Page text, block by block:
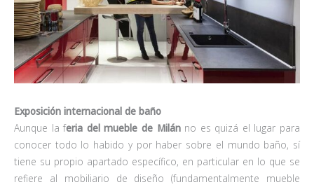
Exposición internacional de baño
Aunque la feria del mueble de Milánno es quizá el lugar para
conocer todo lo habido y por haber sobre el mundo baño, sí
tiene su propio apartado específico, en particular en lo que se
refiere al mobiliario de diseño (fundamentalmente mueble